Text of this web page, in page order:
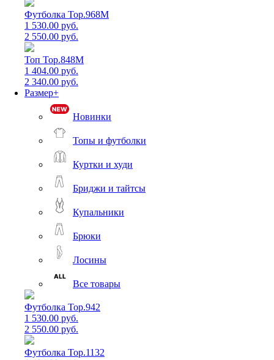
Футболка Top.968M
1 530.00 руб.
2 550.00 руб.
Топ Top.848M
1 404.00 руб.
2 340.00 руб.
Размер+
Новинки
Топы и футболки
Куртки и худи
Бриджи и тайтсы
Купальники
Брюки
Лосины
Все товары
Футболка Top.942
1 530.00 руб.
2 550.00 руб.
Футболка Top.1132